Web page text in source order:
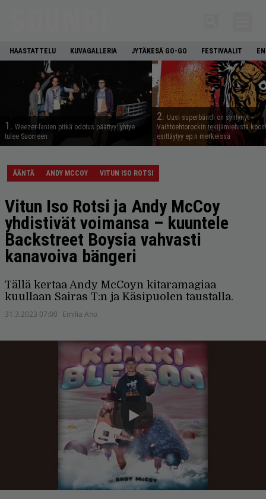
HAASTATTELU KUVAGALLERIA JYTÄKESÄ GO-GO FESTIVAALIT
1. Weezer-fanien pitkä odotus päättyy: yhtye
tulee Suomeen
2. Uusi superbändi on syntynyt –
Vaihtoehtorockin tekijämiehistä
esittäytyy ep:n merkeissä
ÄÄNTÄ ANDY MCCOY VITUN ISO ROTSI
Vitun Iso Rotsi ja Andy McCoy
yhdistivät voimansa – kuuntele
Backstreet Boysia vahvasti
kanavoiva bängeri
Tällä kertaa Andy McCoyn kitaramagiaa
kuullaan Sairas T:n ja Käsipuolen taustalla.
31.3.2023 07:00 Emilia Aho